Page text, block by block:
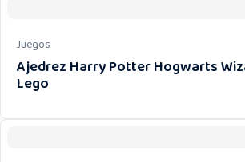
Juegos
Ajedrez Harry Potter Hogwarts
Lego